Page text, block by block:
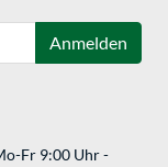
Anmelden
Fr 9:00 Uhr -